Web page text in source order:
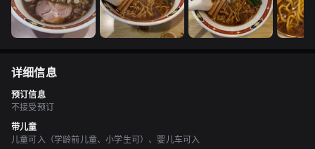
详细信息
预订信息
不接受预订
带儿童
儿童可入（学龄前儿童、小学生可）、婴儿车可入